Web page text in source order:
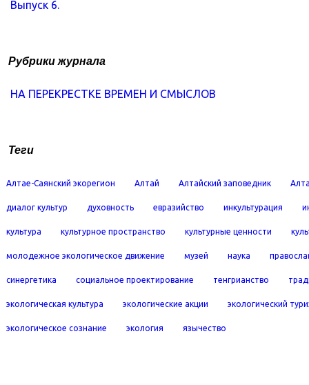
Выпуск 6.
Рубрики журнала
НА ПЕРЕКРЕСТКЕ ВРЕМЕН И СМЫСЛОВ
Теги
Алтае-Саянский экорегион Алтай Алтайский заповедник
диалог культур духовность евразийство инкультурация
культура культурное пространство культурные ценности
молодежное экологическое движение музей наука
синергетика социальное проектирование тенгрианство
экологическая культура экологические акции экологический
экологическое сознание экология язычество